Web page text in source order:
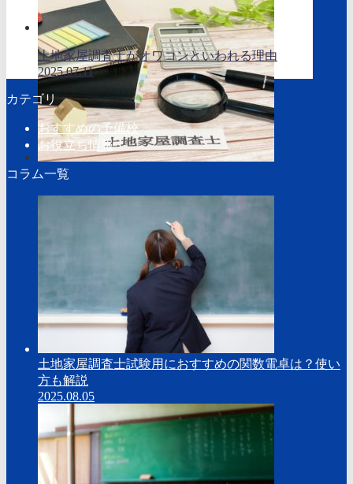
土地家屋調査士がオワコンといわれる理由
2025.07.11
カテゴリ
おすすめの予備校
お役立ち情報
コラム一覧
土地家屋調査士試験用におすすめの関数電卓は？使い
方も解説
2025.08.05